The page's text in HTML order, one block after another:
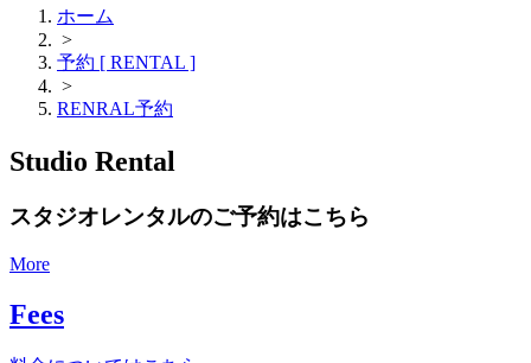
ホーム
>
予約 [ RENTAL ]
>
RENRAL予約
Studio Rental
スタジオレンタルのご予約はこちら
More
Fees